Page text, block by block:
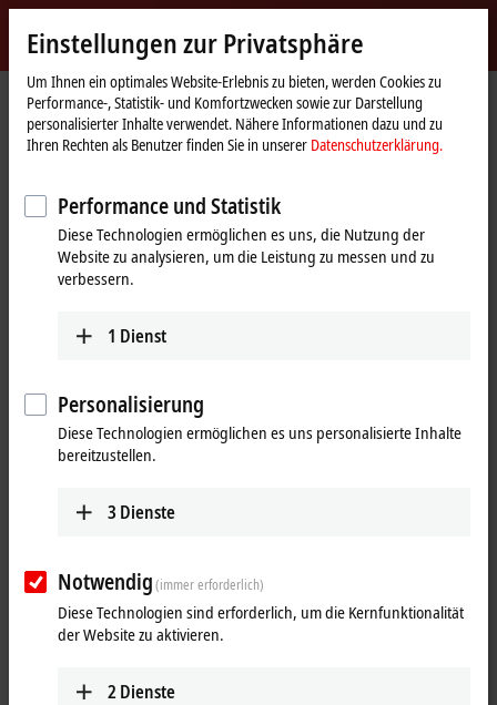
Beckhoff
-
New
Automation
Technology
myBeckhoff
StartseiteUnternehmen Globale Präsenz Spanien Training
Training, Spanien
Adresse und Kontakt
Beckhoff Automation SA
Edificio Sant Cugat I
08174
Sant Cugat
Spanien
+34 935 844 997
www.beckhoff.com/es-es/
Einstellungen zur Privatsphäre
Um Ihnen ein optimales Website-Erlebnis zu bieten, werden Cookies zu
Performance-, Statistik- und Komfortzwecken sowie zur Darstellung
personalisierter Inhalte verwendet. Nähere Informationen dazu und zu
Ihren Rechten als Benutzer finden Sie in unserer Datenschutzerklärung.
Performance und Statistik
Diese Technologien ermöglichen es uns, die Nutzung der
Website zu analysieren, um die Leistung zu messen und zu
verbessern.
1 Dienst
Personalisierung
Diese Technologien ermöglichen es uns personalisierte Inhalte
bereitzustellen.
3 Dienste
Notwendig(immer erforderlich)
Diese Technologien sind erforderlich, um die Kernfunktionalität
der Website zu aktivieren.
2 Dienste